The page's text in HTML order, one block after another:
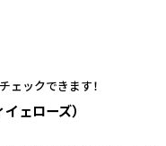
ェローズ）
ェックできます！